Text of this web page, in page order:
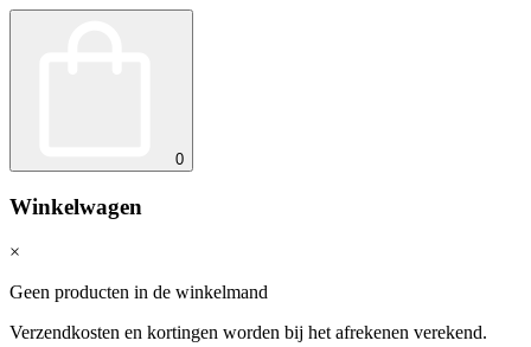
0
Winkelwagen
×
Geen producten in de winkelmand
Verzendkosten en kortingen worden bij het afrekenen verekend.